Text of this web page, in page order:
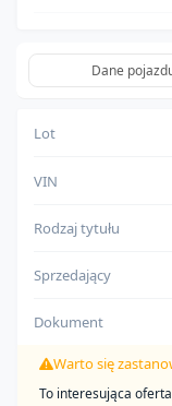
Dane
Lot
VIN
Rodzaj tytułu
Sprzedający
Dokument
Warto się
To interesująca